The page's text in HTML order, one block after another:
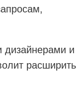
дизайнерами и
расширить